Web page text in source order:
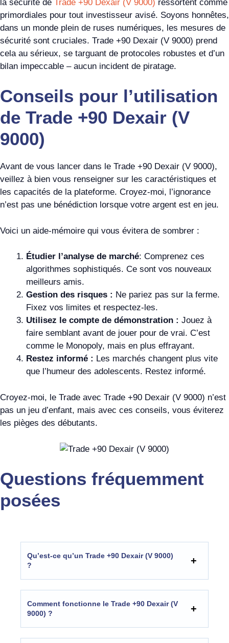
la sécurité de Trade +90 Dexair (V 9000) ressortent comme
primordiales pour tout investisseur avisé. Soyons honnêtes,
dans un monde plein de ruses numériques, les mesures de
sécurité sont cruciales. Trade +90 Dexair (V 9000) prend
cela au sérieux, se targuant de protocoles robustes et d’un
bilan impeccable – aucun incident de piratage.
Conseils pour l’utilisation
de Trade +90 Dexair (V
9000)
Avant de vous lancer dans le Trade +90 Dexair (V 9000),
veillez à bien vous renseigner sur les caractéristiques et
les capacités de la plateforme. Croyez-moi, l’ignorance
n’est pas une bénédiction lorsque votre argent est en jeu.
Voici un aide-mémoire qui vous évitera de sombrer :
Étudier l’analyse de marché: Comprenez ces
algorithmes sophistiqués. Ce sont vos nouveaux
meilleurs amis.
Gestion des risques : Ne pariez pas sur la ferme.
Fixez vos limites et respectez-les.
Utilisez le compte de démonstration : Jouez à
faire semblant avant de jouer pour de vrai. C’est
comme le Monopoly, mais en plus effrayant.
Restez informé : Les marchés changent plus vite
que l’humeur des adolescents. Restez informé.
Croyez-moi, le Trade avec Trade +90 Dexair (V 9000) n’est
pas un jeu d’enfant, mais avec ces conseils, vous éviterez
les pièges des débutants.
Questions fréquemment
posées
Qu’est-ce qu’un Trade +90 Dexair (V 9000)
?
Comment fonctionne le Trade +90 Dexair (V
9000) ?